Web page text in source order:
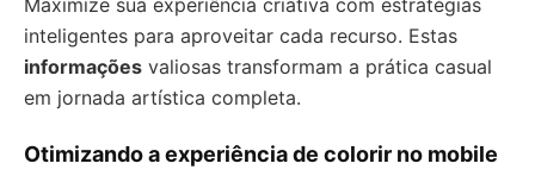
Maximize sua experiência criativa com estratégias
inteligentes para aproveitar cada recurso. Estas
informações valiosas transformam a prática casual
em jornada artística completa.
Otimizando a experiência de colorir no mobile